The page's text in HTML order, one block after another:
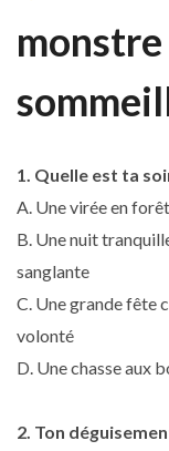
1. Quelle est ta
A. Une virée en
B. Une nuit
sanglante
C. Une grande fête
volonté
D. Une chasse aux
2. Ton